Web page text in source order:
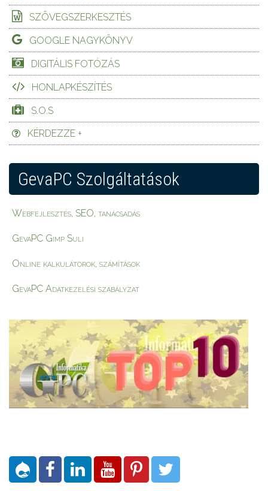
SZÖVEGSZERKESZTÉS
GOOGLE NAGYKÖNYV
DIGITÁLIS FOTÓZÁS
HONLAPKÉSZÍTÉS
S.O.S
KÉRDEZZE +
GevaPC Szolgáltatások
Webfejlesztés, SEO, tanácsadás
GevaPC Gimp Suli
Online kalkulátorok, számítások
GevaPC Adatkezelési szabályzat